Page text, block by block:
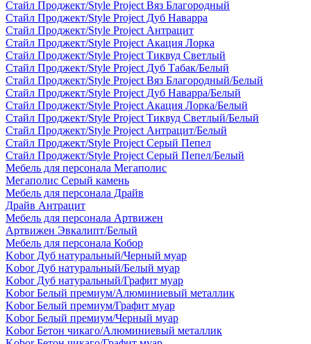
Стайл Проджект/Style Project Вяз Благородный
Стайл Проджект/Style Project Дуб Наварра
Стайл Проджект/Style Project Антрацит
Стайл Проджект/Style Project Акация Лорка
Стайл Проджект/Style Project Тиквуд Светлый
Стайл Проджект/Style Project Дуб Табак/Белый
Стайл Проджект/Style Project Вяз Благородный/Белый
Стайл Проджект/Style Project Дуб Наварра/Белый
Стайл Проджект/Style Project Акация Лорка/Белый
Стайл Проджект/Style Project Тиквуд Светлый/Белый
Стайл Проджект/Style Project Антрацит/Белый
Стайл Проджект/Style Project Серый Пепел
Стайл Проджект/Style Project Серый Пепел/Белый
Мебель для персонала Мегаполис
Мегаполис Серый камень
Мебель для персонала Драйв
Драйв Антрацит
Мебель для персонала Артвижен
Артвижен Эвкалипт/Белый
Мебель для персонала Кобор
Kobor Дуб натуральный/Черный муар
Kobor Дуб натуральный/Белый муар
Kobor Дуб натуральный/Графит муар
Kobor Белый премиум/Алюминиевый металлик
Kobor Белый премиум/Графит муар
Kobor Белый премиум/Черный муар
Kobor Бетон чикаго/Алюминиевый металлик